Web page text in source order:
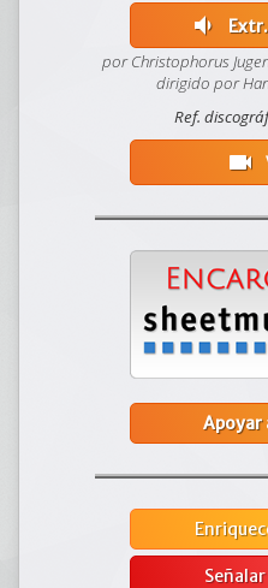
volume_down
por Christophorus
dirigido por
Ref.
videocam
Apoyar